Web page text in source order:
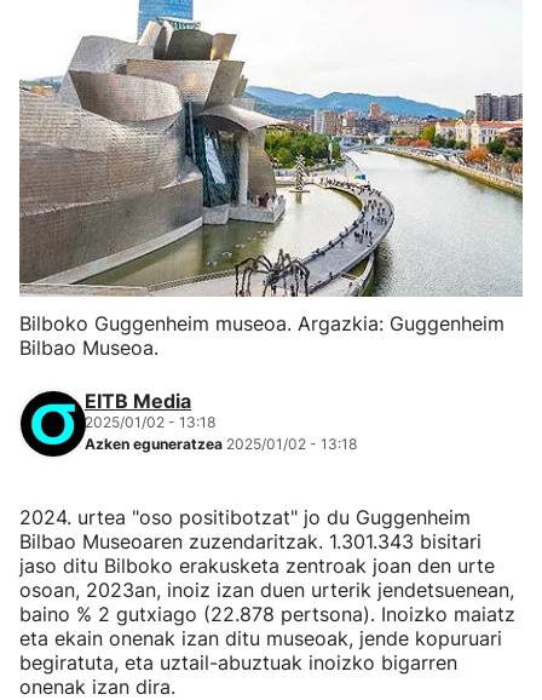
Bilboko Guggenheim museoa. Argazkia: Guggenheim
Bilbao Museoa.
EITB Media
2025/01/02 - 13:18
Azken eguneratzea 2025/01/02 - 13:18
2024. urtea "oso positibotzat" jo du Guggenheim
Bilbao Museoaren zuzendaritzak. 1.301.343 bisitari
jaso ditu Bilboko erakusketa zentroak joan den urte
osoan, 2023an, inoiz izan duen urterik jendetsuenean,
baino % 2 gutxiago (22.878 pertsona). Inoizko maiatz
eta ekain onenak izan ditu museoak, jende kopuruari
begiratuta, eta uztail-abuztuak inoizko bigarren
onenak izan dira.